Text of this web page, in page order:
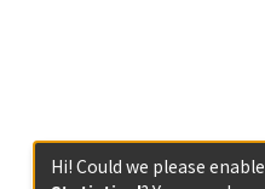
Hi! Could we please